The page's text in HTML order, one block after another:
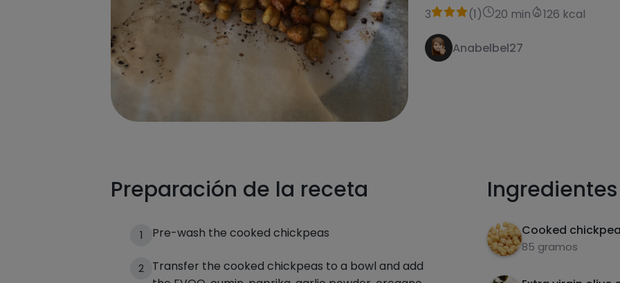
3 (1) 20 min 126 kcal
Anabelbel27
Preparación de la receta
1 Pre-wash the cooked chickpeas
2
Transfer the cooked chickpeas to a bowl and add
Ingredientes
Cooked
85 gramos